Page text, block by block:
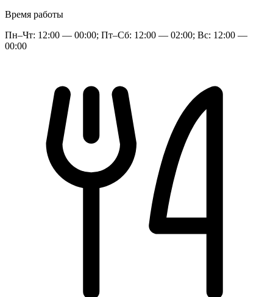
Время работы
Пн–Чт: 12:00 — 00:00; Пт–Сб: 12:00 — 02:00; Вс: 12:00 —
00:00